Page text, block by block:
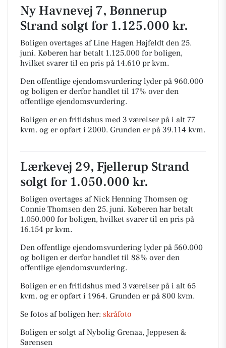
Ny Havnevej 7, Bønnerup
Strand solgt for 1.125.000 kr.
Boligen overtages af Line Hagen Højfeldt den 25.
juni. Køberen har betalt 1.125.000 for boligen,
hvilket svarer til en pris på 14.610 pr kvm.
Den offentlige ejendomsvurdering lyder på 960.000
og boligen er derfor handlet til 17% over den
offentlige ejendomsvurdering.
Boligen er en fritidshus med 3 værelser på i alt 77
kvm. og er opført i 2000. Grunden er på 39.114 kvm.
Lærkevej 29, Fjellerup Strand
solgt for 1.050.000 kr.
Boligen overtages af Nick Henning Thomsen og
Connie Thomsen den 25. juni. Køberen har betalt
1.050.000 for boligen, hvilket svarer til en pris på
16.154 pr kvm.
Den offentlige ejendomsvurdering lyder på 560.000
og boligen er derfor handlet til 88% over den
offentlige ejendomsvurdering.
Boligen er en fritidshus med 3 værelser på i alt 65
kvm. og er opført i 1964. Grunden er på 800 kvm.
Se fotos af boligen her: skråfoto
Boligen er solgt af Nybolig Grenaa, Jeppesen &
Sørensen